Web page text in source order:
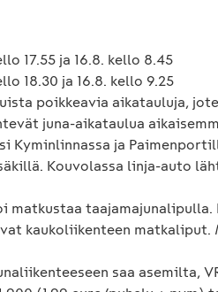
17.55 ja 16.8. kello 8.45
18.30 ja 16.8. kello 9.25
poikkeavia aikatauluja,
juna-aikataulua
Kyminlinnassa ja
Kouvolassa linja-auto
matkustaa taajamajunalipulla.
kaukoliikenteen matkaliput.
saa asemilta,